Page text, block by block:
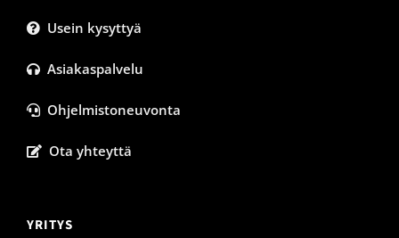
Usein kysyttyä
Asiakaspalvelu
Ohjelmistoneuvonta
Ota yhteyttä
YRITYS